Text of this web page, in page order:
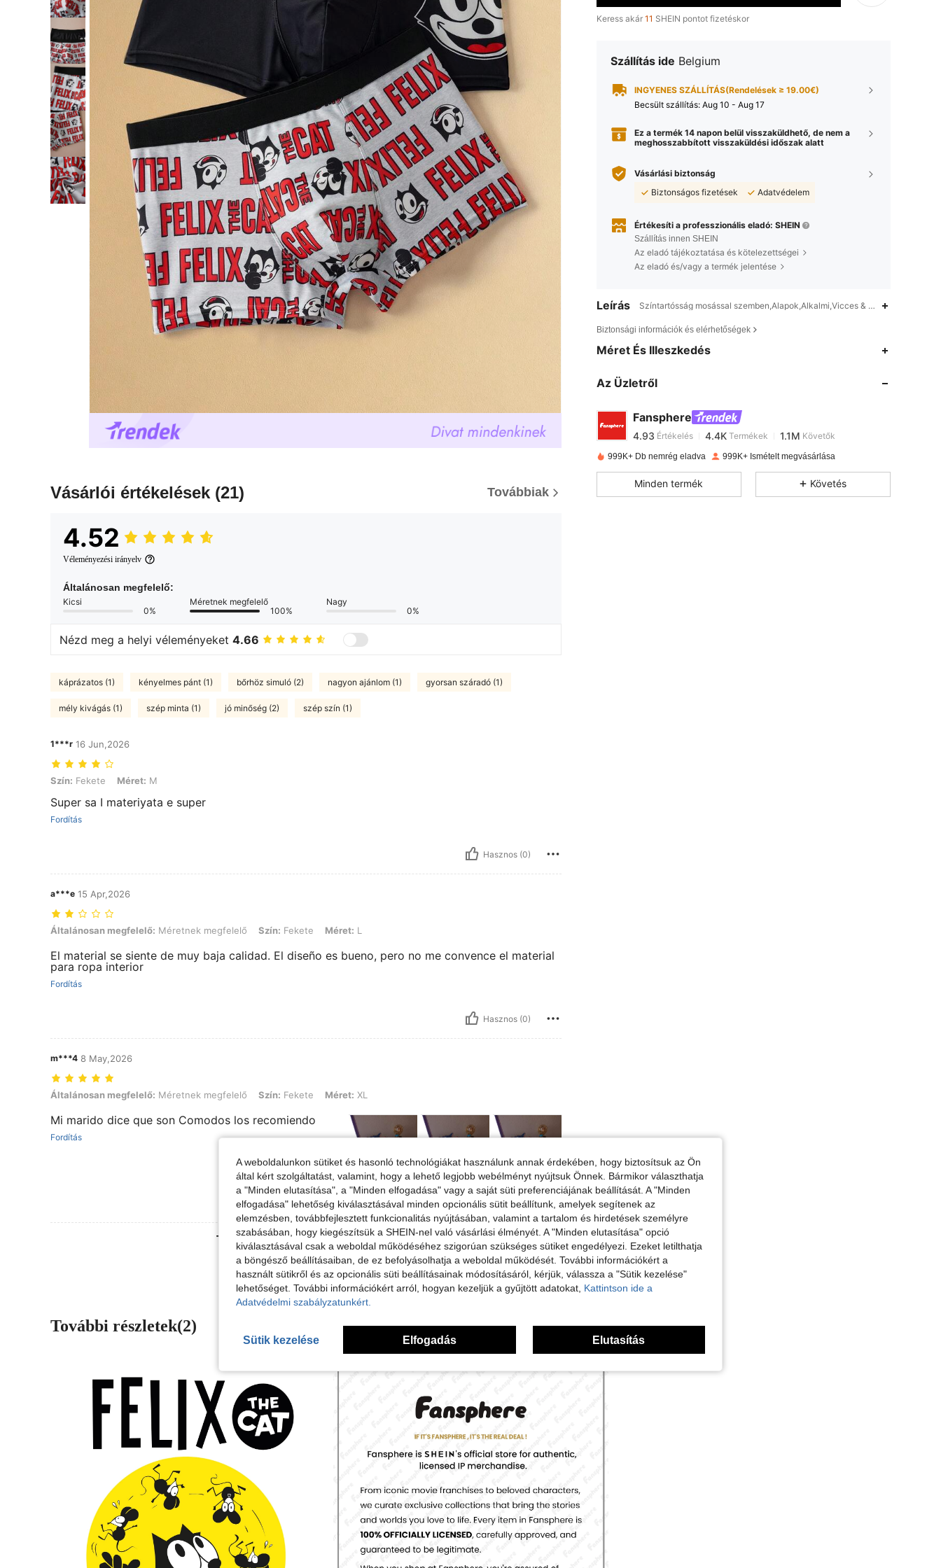
Vásárlói értékelések (21) Továbbiak
4.52
Véleményezési irányelv
Általánosan megfelelő:
Kicsi
0%
Méretnek megfelelő
100%
Nagy
0%
Nézd meg a helyi véleményeket 4.66
káprázatos (1) kényelmes pánt (1) bőrhöz simuló (2) nagyon ajánlom (1) gyorsan száradó (1)
mély kivágás (1) szép minta (1) jó minőség (2) szép szín (1)
1***r 16 Jun,2026
Szín: Fekete, Méret: M
Szín: Fekete Méret: M
Super sa I materiyata e super
Fordítás
Hasznos (0)
a***e 15 Apr,2026
Általánosan megfelelő: Méretnek megfelelő, Szín: Fekete, Méret: L
Általánosan megfelelő: Méretnek megfelelő Szín: Fekete Méret: L
El material se siente de muy baja calidad. El diseño es bueno, pero no me convence el material
para ropa interior
Fordítás
Hasznos (0)
m***4 8 May,2026
Általánosan megfelelő: Méretnek megfelelő, Szín: Fekete, Méret: XL
Általánosan megfelelő: Méretnek megfelelő Szín: Fekete Méret: XL
Mi marido dice que son Comodos los recomiendo
Fordítás
Hasznos (0)
További Vélemények Megtekintése
Keress akár 11 SHEIN pontot fizetéskor
Szállítás ide Belgium
INGYENES SZÁLLÍTÁS(Rendelések ≥ 19.00€)
Becsült szállítás: Aug 10 - Aug 17
Ez a termék 14 napon belül visszaküldhető, de nem a
meghosszabbított visszaküldési időszak alatt
Vásárlási biztonság
Biztonságos fizetések
Adatvédelem
Értékesíti a professzionális eladó: SHEIN
Szállítás innen SHEIN
Az eladó tájékoztatása és kötelezettségei
Az eladó és/vagy a termék jelentése
Leírás Színtartósság mosással szemben,Alapok,Alkalmi,Vicces & Aranyos,Bélelt
Biztonsági információk és elérhetőségek
Méret És Illeszkedés
Az Üzletről
Fansphere
4.93 4.4K
4.93
4.93 Értékelés 4.4K 1.1M
m***6fizetett1 nappal ezelőtt
4.93 4.4K 1.1M
999K+ Db nemrég eladva 999K+ Ismételt megvásárlása
Minden termék Követés
További részletek(2)
A weboldalunkon sütiket és hasonló technológiákat használunk annak érdekében, hogy biztosítsuk az Ön
által kért szolgáltatást, valamint, hogy a lehető legjobb webélményt nyújtsuk Önnek. Bármikor választhatja
a "Minden elutasítása", a "Minden elfogadása" vagy a saját süti preferenciájának beállítását. A "Minden
elfogadása" lehetőség kiválasztásával minden opcionális sütit beállítunk, amelyek segítenek az
elemzésben, továbbfejlesztett funkcionalitás nyújtásában, valamint a tartalom és hirdetések személyre
szabásában, hogy kiegészítsük a SHEIN-nel való vásárlási élményét. A "Minden elutasítása" opció
kiválasztásával csak a weboldal működéséhez szigorúan szükséges sütiket engedélyezi. Ezeket letilthatja
a böngésző beállításaiban, de ez befolyásolhatja a weboldal működését. További információkért a
használt sütikről és az opcionális süti beállításainak módosításáról, kérjük, válassza a "Sütik kezelése"
lehetőséget. További információkért arról, hogyan kezeljük a gyűjtött adatokat, Kattintson ide a
Adatvédelmi szabályzatunkért.
Sütik kezelése Elfogadás Elutasítás